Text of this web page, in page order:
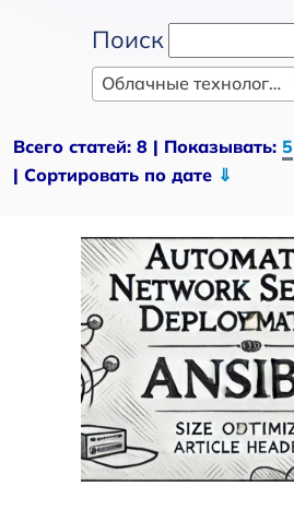
Поиск
Облачные технологии
Всего статей: 8 | Показывать: 5
| Сортировать по дате ⇓